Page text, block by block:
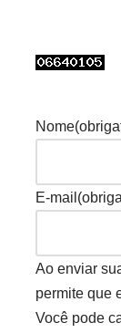
Nome
E-mail
Ao enviar
permite que
Você pode